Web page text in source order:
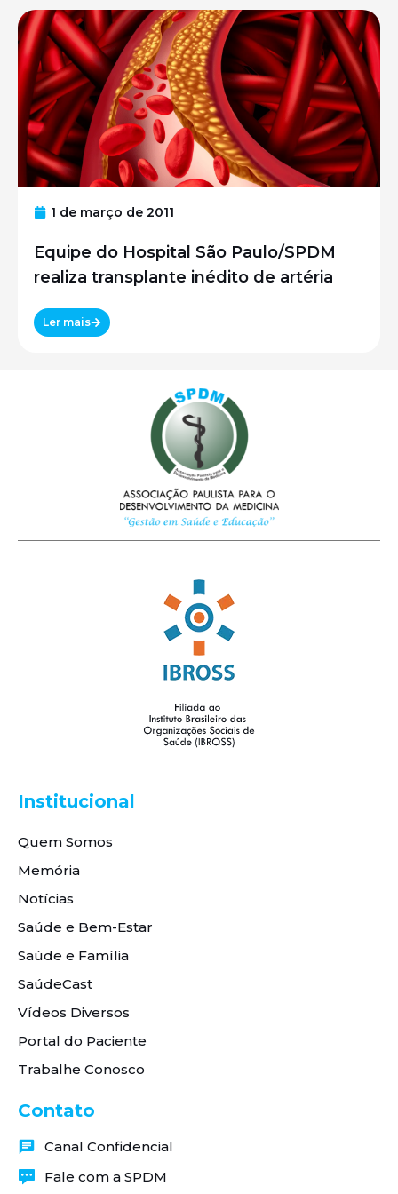
1 de março de 2011
Equipe do Hospital São Paulo/SPDM
realiza transplante inédito de artéria
Ler mais
Institucional
Quem Somos
Memória
Notícias
Saúde e Bem-Estar
Saúde e Família
SaúdeCast
Vídeos Diversos
Portal do Paciente
Trabalhe Conosco
Contato
Canal Confidencial
Fale com a SPDM